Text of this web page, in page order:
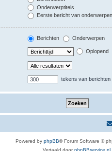
Onderwerptitels
Eerste bericht van onderwerpen
Berichten Onderwerpen
Oplopend
tekens van berichten
Powered by phpBB® Forum Software ©
Vertaald doorphpBBservice.nl.